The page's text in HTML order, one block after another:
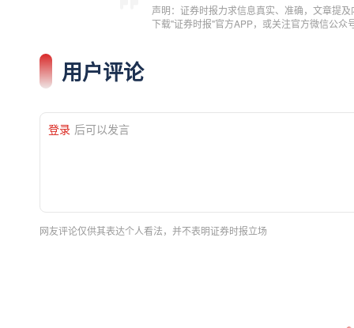
声明：证券时报力求信息真实、准确，文章提
下载"证券时报"官方APP，或关注官方微信公
用户评论
登录 后可以发言
网友评论仅供其表达个人看法，并不表明证券时报立场